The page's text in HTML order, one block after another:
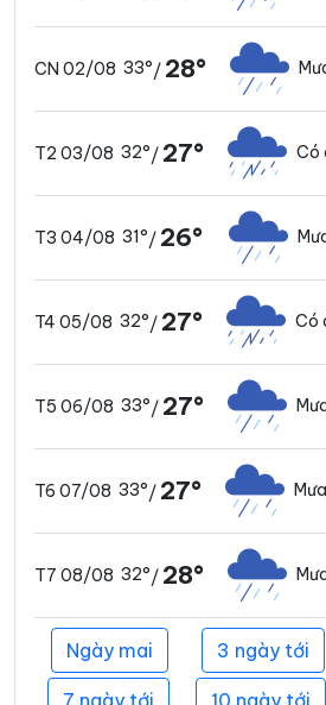
CN 02/08 33°/ 28°
T2 03/08 32°/ 27° Có
T3 04/08 31°/ 26°
T4 05/08 32°/ 27° Có
T5 06/08 33°/ 27°
T6 07/08 33°/ 27°
T7 08/08 32°/ 28°
Ngày mai 3 ngày tới
7 ngày tới 10 ngày tới